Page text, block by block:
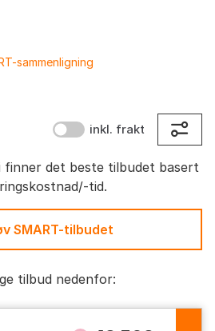
sammenligning
inkl. frakt
finner det beste tilbudet basert
tid.
SMART-tilbudet
tilbud nedenfor: